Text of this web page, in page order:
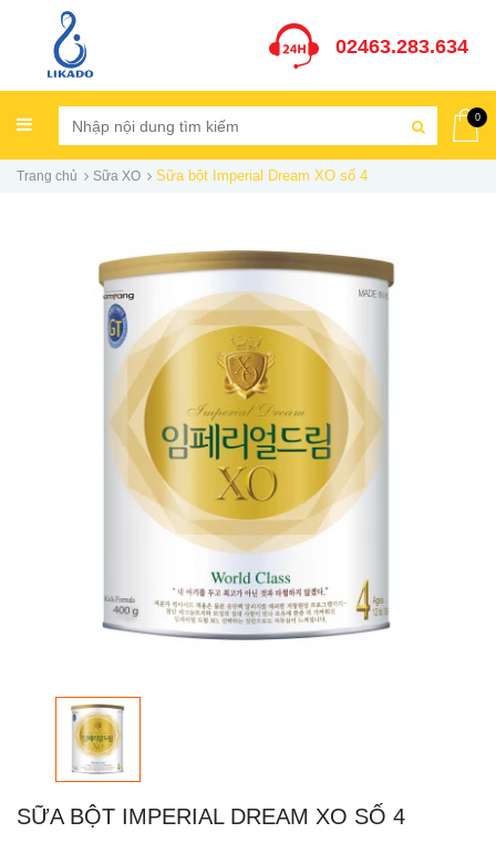
02463.283.634
0
Trang chủ Sữa XO Sữa bột Imperial Dream XO số 4
SỮA BỘT IMPERIAL DREAM XO SỐ 4